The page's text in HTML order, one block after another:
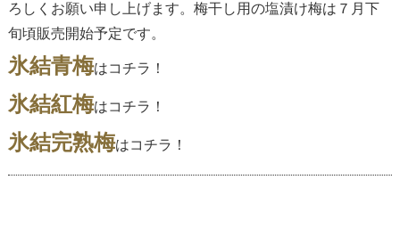
ろしくお願い申し上げます。梅干し用の塩漬け梅は７月下
旬頃販売開始予定です。
氷結青梅はコチラ！
氷結紅梅はコチラ！
氷結完熟梅はコチラ！